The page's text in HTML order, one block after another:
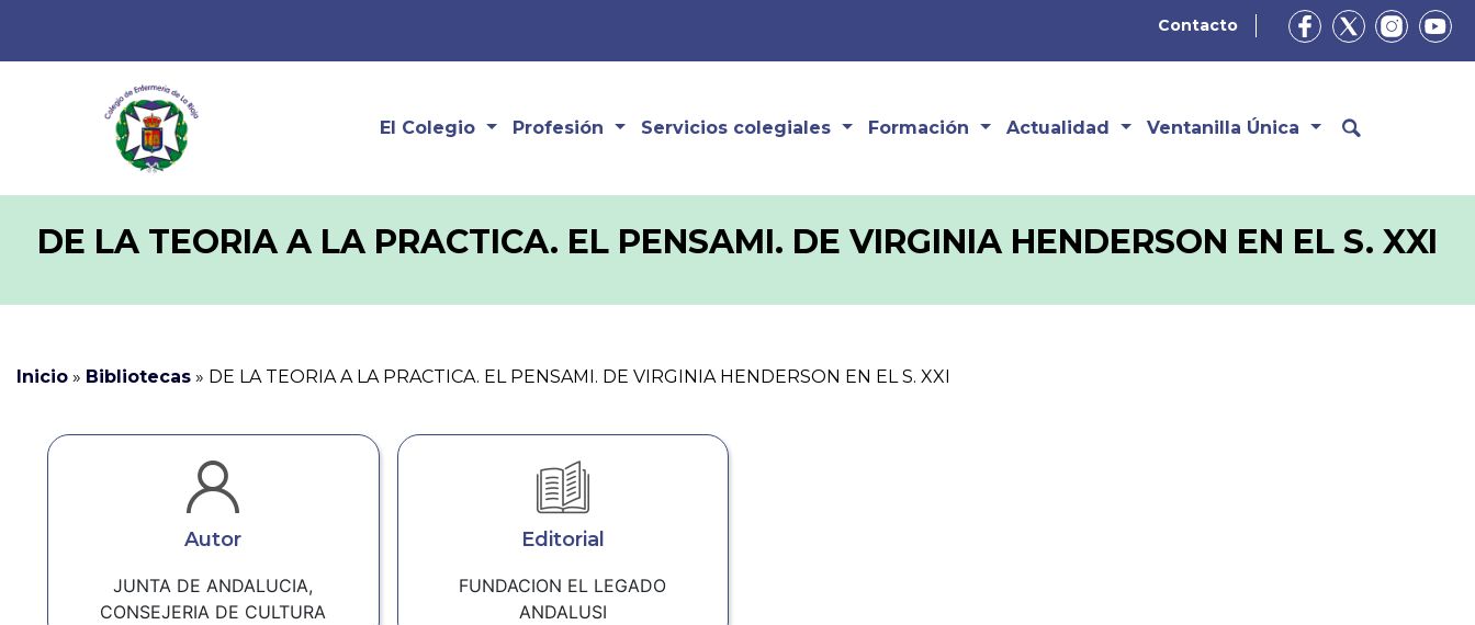
Contacto
El Colegio Profesión Servicios colegiales Formación Actualidad Ventanilla Única
DE LA TEORIA A LA PRACTICA. EL PENSAMI. DE VIRGINIA HENDERSON EN EL S. XXI
Inicio » Bibliotecas » DE LA TEORIA A LA PRACTICA. EL PENSAMI. DE VIRGINIA HENDERSON EN EL S. XXI
Autor
JUNTA DE ANDALUCIA,
CONSEJERIA DE CULTURA
Editorial
FUNDACION EL LEGADO
ANDALUSI